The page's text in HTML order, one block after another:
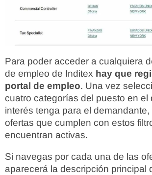
Para poder acceder a cualquiera
de empleo de Inditex hay que
portal de empleo. Una vez
cuatro categorías del puesto en el
interés tenga para el
ofertas que cumplen con estos
encuentran activas.
Si navegas por cada una de las
aparecerá la descripción principal